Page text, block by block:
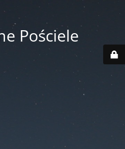
Pościele